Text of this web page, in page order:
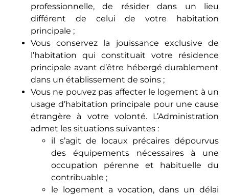
professionnelle, de résider dans un lieu
différent de celui de votre habitation
principale ;
Vous conservez la jouissance exclusive de
l’habitation qui constituait votre résidence
principale avant d’être hébergé durablement
dans un établissement de soins ;
Vous ne pouvez pas affecter le logement à un
usage d’habitation principale pour une cause
étrangère à votre volonté. L’Administration
admet les situations suivantes :
il s’agit de locaux précaires dépourvus
des équipements nécessaires à une
occupation pérenne et habituelle du
contribuable ;
le logement a vocation, dans un délai